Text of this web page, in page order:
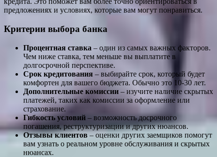
предложениях и условиях, которые вам могут понравиться.
Критерии выбора банка
Процентная ставка – один из самых важных факторов.
Чем ниже ставка, тем меньше вы выплатите в
долгосрочной перспективе.
Срок кредитования – выбирайте срок, который будет
комфортен для вашего бюджета. Обычно это 10-30 лет.
Дополнительные комиссии – изучите наличие скрытых
платежей, таких как комиссии за оформление или
страхование.
Гибкость условий – возможность досрочного
погашения, реструктуризации и других нюансов.
Отзывы клиентов – оценки других заемщиков помогут
вам узнать о реальном уровне обслуживания и скрытых
нюансах.